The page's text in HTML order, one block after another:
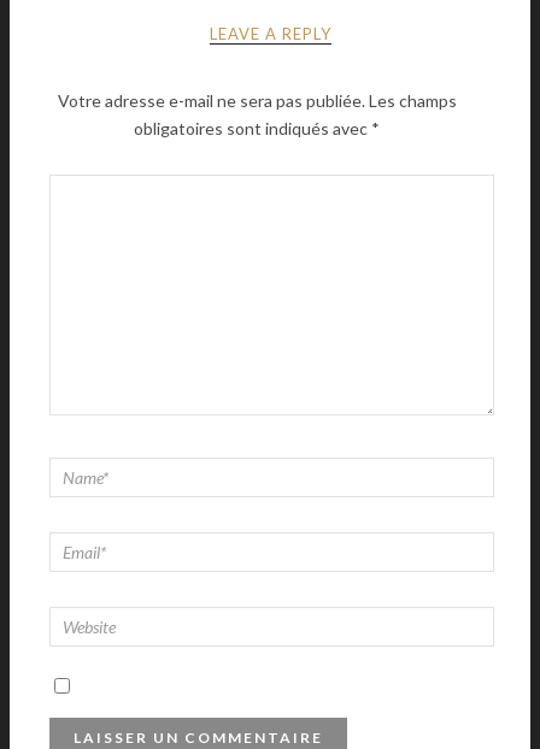
LEAVE A REPLY
Votre adresse e-mail ne sera pas publiée.Les champs
obligatoires sont indiqués avec *